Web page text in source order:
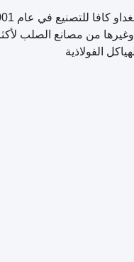
الفولاذية